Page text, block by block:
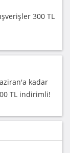
300 TL
kadar
TL indirimli!